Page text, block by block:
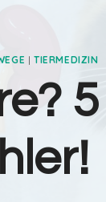
|TIERMEDIZIN